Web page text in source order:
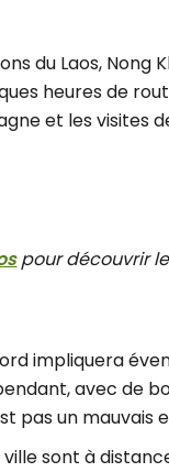
du Laos,
heures de
et les visites
pour découvrir
impliquera
avec de
pas un mauvais
sont à